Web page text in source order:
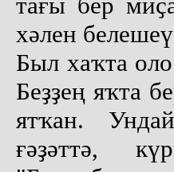
хәлен
Был хаҡта
Беҙҙең яҡта
ятҡан.
ғәҙәттә,